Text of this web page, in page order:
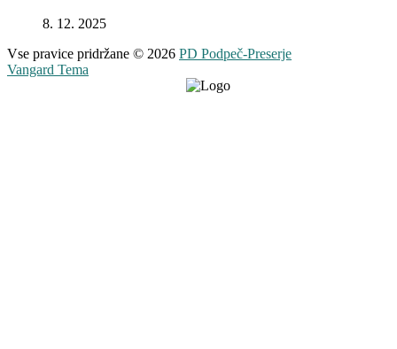
8. 12. 2025
Vse pravice pridržane © 2026 PD Podpeč-Preserje
Vangard Tema